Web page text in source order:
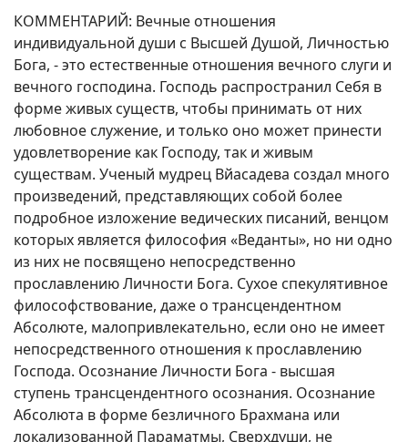
КОММЕНТАРИЙ: Вечные отношения
индивидуальной души с Высшей Душой, Личностью
Бога, - это естественные отношения вечного слуги и
вечного господина. Господь распространил Себя в
форме живых существ, чтобы принимать от них
любовное служение, и только оно может принести
удовлетворение как Господу, так и живым
существам. Ученый мудрец Вйасадева создал много
произведений, представляющих собой более
подробное изложение ведических писаний, венцом
которых является философия «Веданты», но ни одно
из них не посвящено непосредственно
прославлению Личности Бога. Сухое спекулятивное
философствование, даже о трансцендентном
Абсолюте, малопривлекательно, если оно не имеет
непосредственного отношения к прославлению
Господа. Осознание Личности Бога - высшая
ступень трансцендентного осознания. Осознание
Абсолюта в форме безличного Брахмана или
локализованной Параматмы, Сверхдуши, не